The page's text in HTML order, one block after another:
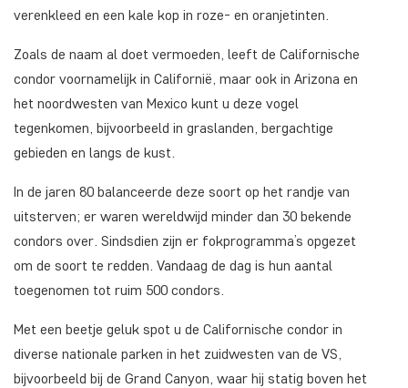
verenkleed en een kale kop in roze- en oranjetinten.
Zoals de naam al doet vermoeden, leeft de Californische
condor voornamelijk in Californië, maar ook in Arizona en
het noordwesten van Mexico kunt u deze vogel
tegenkomen, bijvoorbeeld in graslanden, bergachtige
gebieden en langs de kust.
In de jaren 80 balanceerde deze soort op het randje van
uitsterven; er waren wereldwijd minder dan 30 bekende
condors over. Sindsdien zijn er fokprogramma’s opgezet
om de soort te redden. Vandaag de dag is hun aantal
toegenomen tot ruim 500 condors.
Met een beetje geluk spot u de Californische condor in
diverse nationale parken in het zuidwesten van de VS,
bijvoorbeeld bij de Grand Canyon, waar hij statig boven het